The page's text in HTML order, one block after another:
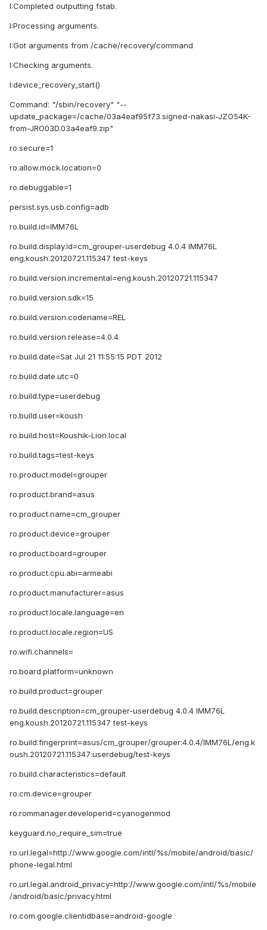
I:Completed outputting fstab.
I:Processing arguments.
I:Got arguments from /cache/recovery/command
I:Checking arguments.
I:device_recovery_start()
Command: "/sbin/recovery" "--
update_package=/cache/03a4eaf95f73.signed-nakasi-JZO54K-
from-JRO03D.03a4eaf9.zip"
ro.secure=1
ro.allow.mock.location=0
ro.debuggable=1
persist.sys.usb.config=adb
ro.build.id=IMM76L
ro.build.display.id=cm_grouper-userdebug 4.0.4 IMM76L
eng.koush.20120721.115347 test-keys
ro.build.version.incremental=eng.koush.20120721.115347
ro.build.version.sdk=15
ro.build.version.codename=REL
ro.build.version.release=4.0.4
ro.build.date=Sat Jul 21 11:55:15 PDT 2012
ro.build.date.utc=0
ro.build.type=userdebug
ro.build.user=koush
ro.build.host=Koushik-Lion.local
ro.build.tags=test-keys
ro.product.model=grouper
ro.product.brand=asus
ro.product.name=cm_grouper
ro.product.device=grouper
ro.product.board=grouper
ro.product.cpu.abi=armeabi
ro.product.manufacturer=asus
ro.product.locale.language=en
ro.product.locale.region=US
ro.wifi.channels=
ro.board.platform=unknown
ro.build.product=grouper
ro.build.description=cm_grouper-userdebug 4.0.4 IMM76L
eng.koush.20120721.115347 test-keys
ro.build.fingerprint=asus/cm_grouper/grouper:4.0.4/IMM76L/eng.k
oush.20120721.115347:userdebug/test-keys
ro.build.characteristics=default
ro.cm.device=grouper
ro.rommanager.developerid=cyanogenmod
keyguard.no_require_sim=true
ro.url.legal=http://www.google.com/intl/%s/mobile/android/basic/
phone-legal.html
ro.url.legal.android_privacy=http://www.google.com/intl/%s/mobile
/android/basic/privacy.html
ro.com.google.clientidbase=android-google